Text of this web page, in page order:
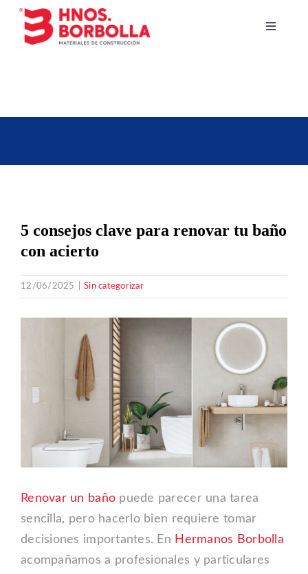
Saltar
Toggle
Fachadas y tejados
Pinturas
Contacto
5 consejos clave para renovar tu baño
con acierto
12/06/2025 Sin categorizar
grande
Renovar un baño puede parecer una tarea
sencilla, pero hacerlo bien requiere tomar
decisiones importantes. En Hermanos Borbolla
acompañamos a profesionales y particulares